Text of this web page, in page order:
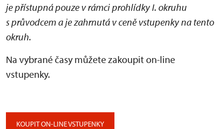
je přístupná pouze v rámci prohlídky I. okruhu
s průvodcem a je zahrnutá v ceně vstupenky na tento
okruh.
Na vybrané časy můžete zakoupit on-line
vstupenky.
KOUPIT ON-LINE VSTUPENKY